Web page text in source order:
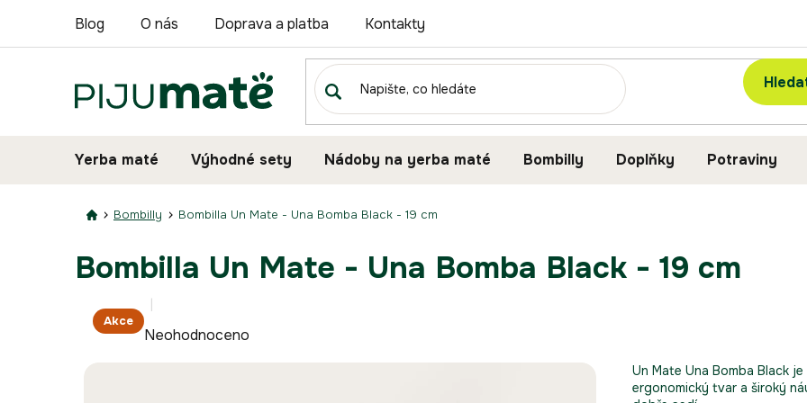
Blog O nás Doprava a platba Kontakty
Yerba maté Výhodné sety Nádoby na yerba maté Bombilly Doplňky Potraviny
Bombilly Bombilla Un Mate - Una Bomba Black - 19 cm
Bombilla Un Mate - Una Bomba Black - 19 cm
Akce
Průměrné
hodnocení
Neohodnoceno
Un Mate Una Bomba Black
ergonomický tvar a široký